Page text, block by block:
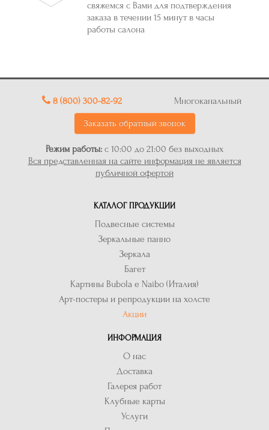
свяжемся с Вами для подтверждения
заказа в течении 15 минут в часы
работы салона
8 (800) 300-82-92 Многоканальный
Заказать обратный звонок
Режим работы: с 10:00 до 21:00 без выходных
Вся представленная на сайте информация не является
публичной офертой
КАТАЛОГ ПРОДУКЦИИ
Подвесные системы
Зеркальные панно
Зеркала
Багет
Картины Bubola e Naibo (Италия)
Арт-постеры и репродукции на холсте
Акции
ИНФОРМАЦИЯ
О нас
Доставка
Галерея работ
Клубные карты
Услуги